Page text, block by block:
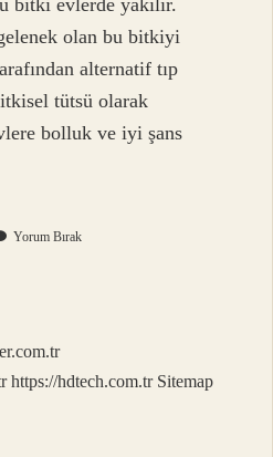
bitki evlerde yakılır.
olan bu bitkiyi
alternatif tıp
tütsü olarak
bolluk ve iyi şans
Yorum Bırak
https://hdtech.com.tr Sitemap